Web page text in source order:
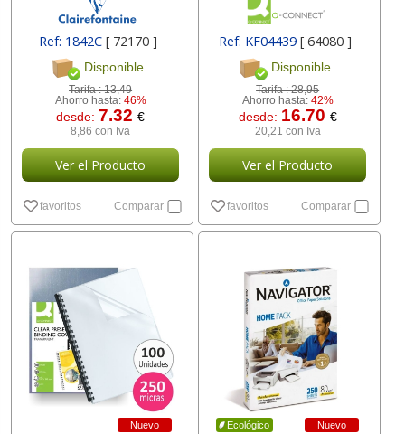
Ref: 1842C [ 72170 ]
Disponible
Tarifa :13,49
Ahorro hasta: 46%
desde: 7.32€
8,86 con Iva
Ver el Producto
favoritos Comparar
Ref: KF04439 [ 64080 ]
Disponible
Tarifa :28,95
Ahorro hasta: 42%
desde: 16.70 €
20,21 con Iva
Ver el Producto
favoritos Comparar
Nuevo Ecológico Nuevo